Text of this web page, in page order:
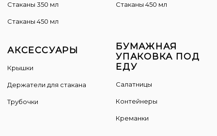
Стаканы 350 мл
Стаканы 450 мл
Стаканы 450 мл
АКСЕССУАРЫ
Крышки
Держатели для стакана
Трубочки
БУМАЖНАЯ
УПАКОВКА ПОД
ЕДУ
Салатницы
Контейнеры
Креманки